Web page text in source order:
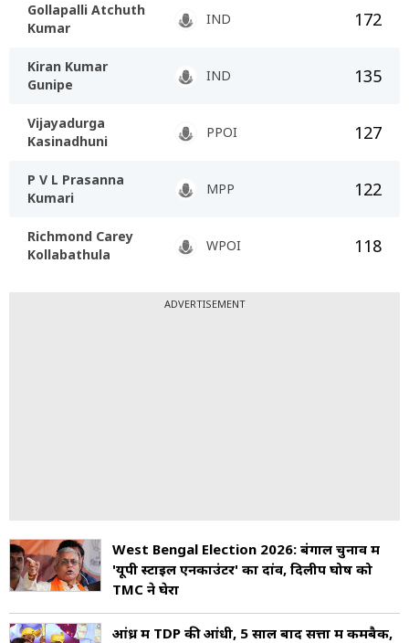
Gollapalli Atchuth
Kumar
IND 172
Kiran Kumar
Gunipe
IND 135
Vijayadurga
Kasinadhuni
PPOI 127
P V L Prasanna
Kumari
MPP 122
Richmond Carey
Kollabathula
WPOI 118
ADVERTISEMENT
West Bengal Election 2026: बंगाल चुनाव में
'यूपी स्टाइल एनकाउंटर' का दांव, दिलीप घोष को
TMC ने घेरा
आंध्र में TDP की आंधी, 5 साल बाद सत्ता में कमबैक,